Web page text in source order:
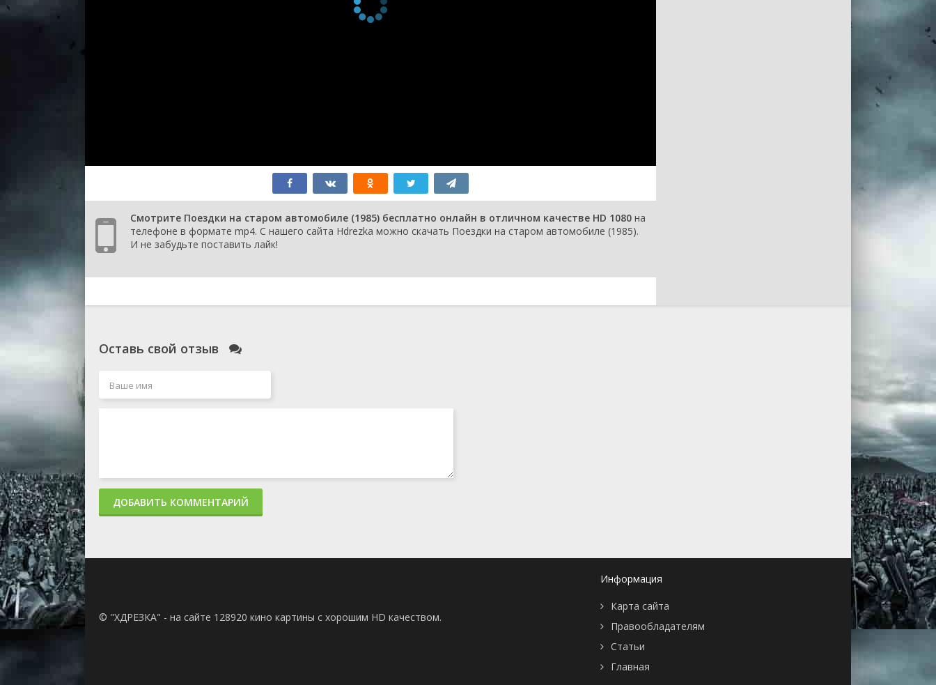
Смотрите Поездки на старом автомобиле (1985) бесплатно онлайн в отличном качестве HD 1080 на
телефоне в формате mp4. С нашего сайта Hdrezka можно скачать Поездки на старом автомобиле (1985).
И не забудьте поставить лайк!
Оставь свой отзыв
ДОБАВИТЬ КОММЕНТАРИЙ
© "ХДРЕЗКА" - на сайте 128920 кино картины с хорошим HD качеством.
Информация
Карта сайта
Правообладателям
Статьи
Главная